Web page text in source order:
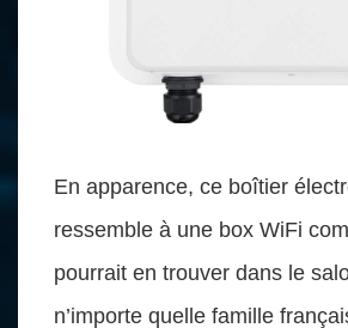
En apparence, ce boîtier
ressemble à une box WiFi
pourrait en trouver dans le
n’importe quelle famille